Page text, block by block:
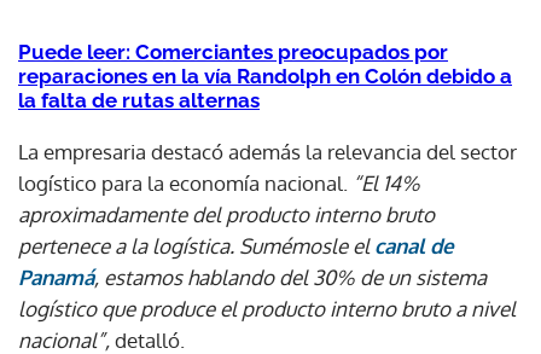
Puede leer: Comerciantes preocupados por
reparaciones en la vía Randolph en Colón debido a
la falta de rutas alternas
La empresaria destacó además la relevancia del sector
logístico para la economía nacional.
“El 14%
aproximadamente del producto interno bruto
pertenece a la logística. Sumémosle elcanal de
Panamá, estamos hablando del 30% de un sistema
logístico que produce el producto interno bruto a nivel
nacional”,detalló.